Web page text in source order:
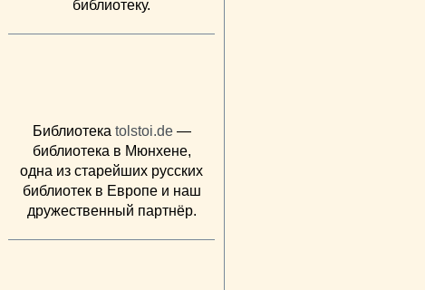
библиотеку.
Библиотека tolstoi.de—
библиотека в Мюнхене,
одна из старейших русских
библиотек в Европе и наш
дружественный партнёр.